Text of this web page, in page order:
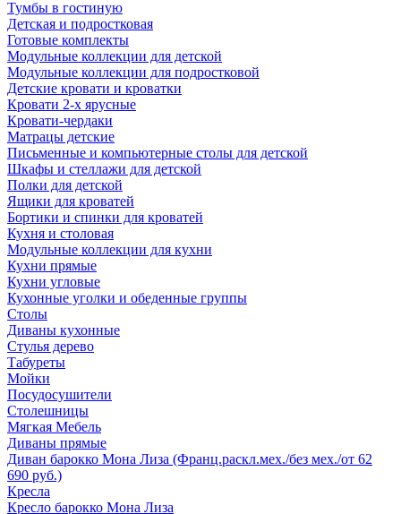
Тумбы в гостиную
Детская и подростковая
Готовые комплекты
Модульные коллекции для детской
Модульные коллекции для подростковой
Детские кровати и кроватки
Кровати 2-х ярусные
Кровати-чердаки
Матрацы детские
Письменные и компьютерные столы для детской
Шкафы и стеллажи для детской
Полки для детской
Ящики для кроватей
Бортики и спинки для кроватей
Кухня и столовая
Модульные коллекции для кухни
Кухни прямые
Кухни угловые
Кухонные уголки и обеденные группы
Столы
Диваны кухонные
Стулья дерево
Табуреты
Мойки
Посудосушители
Столешницы
Мягкая Мебель
Диваны прямые
Диван барокко Мона Лиза (Франц.раскл.мех./без мех./от 62
690 руб.)
Кресла
Кресло барокко Мона Лиза